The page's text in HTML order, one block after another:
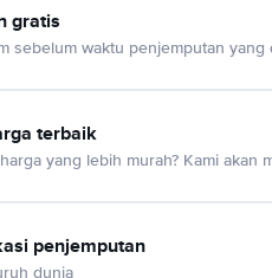
gratis
sebelum waktu penjemputan yang
terbaik
yang lebih murah? Kami akan
penjemputan
dunia